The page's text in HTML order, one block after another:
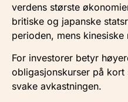
verdens største
britiske og japanske
perioden, mens
For investorer betyr
obligasjonskurser på
svake avkastningen.